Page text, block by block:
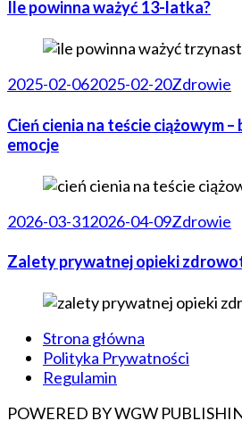
Ile powinna ważyć 13-latka?
2025-02-062025-02-20Zdrowie
Cień cienia na teście ciążowym
emocje
2026-03-312026-04-09Zdrowie
Zalety prywatnej opieki
Strona główna
Polityka Prywatności
Regulamin
POWERED BY WGW